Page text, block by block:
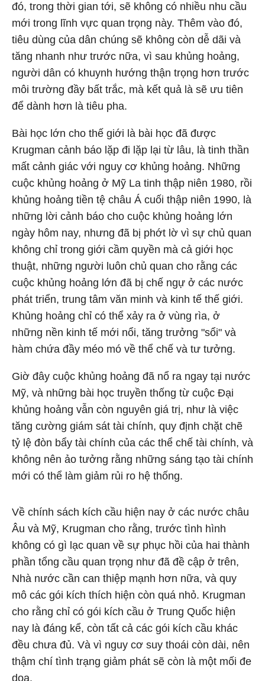
đó, trong thời gian tới, sẽ không có nhiều nhu cầu
mới trong lĩnh vực quan trọng này. Thêm vào đó,
tiêu dùng của dân chúng sẽ không còn dễ dãi và
tăng nhanh như trước nữa, vì sau khủng hoảng,
người dân có khuynh hướng thận trọng hơn trước
môi trường đầy bất trắc, mà kết quả là sẽ ưu tiên
để dành hơn là tiêu pha.
Bài học lớn cho thế giới là bài học đã được
Krugman cảnh báo lặp đi lặp lại từ lâu, là tinh thần
mất cảnh giác với nguy cơ khủng hoảng. Những
cuộc khủng hoảng ở Mỹ La tinh thập niên 1980, rồi
khủng hoảng tiền tệ châu Á cuối thập niên 1990, là
những lời cảnh báo cho cuộc khủng hoảng lớn
ngày hôm nay, nhưng đã bị phớt lờ vì sự chủ quan
không chỉ trong giới cầm quyền mà cả giới học
thuật, những người luôn chủ quan cho rằng các
cuộc khủng hoảng lớn đã bị chế ngự ở các nước
phát triển, trung tâm văn minh và kinh tế thế giới.
Khủng hoảng chỉ có thể xảy ra ở vùng rìa, ở
những nền kinh tế mới nổi, tăng trưởng "sổi" và
hàm chứa đầy méo mó về thể chế và tư tưởng.
Giờ đây cuộc khủng hoảng đã nổ ra ngay tại nước
Mỹ, và những bài học truyền thống từ cuộc Đại
khủng hoảng vẫn còn nguyên giá trị, như là việc
tăng cường giám sát tài chính, quy định chặt chẽ
tỷ lệ đòn bẩy tài chính của các thể chế tài chính, và
không nên ảo tưởng rằng những sáng tạo tài chính
mới có thể làm giảm rủi ro hệ thống.
Về chính sách kích cầu hiện nay ở các nước châu
Âu và Mỹ, Krugman cho rằng, trước tình hình
không có gì lạc quan về sự phục hồi của hai thành
phần tổng cầu quan trọng như đã đề cập ở trên,
Nhà nước cần can thiệp mạnh hơn nữa, và quy
mô các gói kích thích hiện còn quá nhỏ. Krugman
cho rằng chỉ có gói kích cầu ở Trung Quốc hiện
nay là đáng kể, còn tất cả các gói kích cầu khác
đều chưa đủ. Và vì nguy cơ suy thoái còn dài, nên
thậm chí tình trạng giảm phát sẽ còn là một mối đe
dọa.